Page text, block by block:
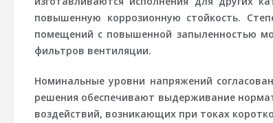
повышенную коррозионную стойкость.
помещений с повышенной запыленностью
фильтров вентиляции.
Номинальные уровни напряжений
решения обеспечивают выдерживание
воздействий, возникающих при токах